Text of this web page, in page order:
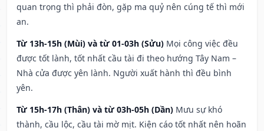
quan trọng thì phải đòn, gặp ma quỷ nên cúng tế thì mới
an.
Từ 13h-15h (Mùi) và từ 01-03h (Sửu) Mọi công việc đều
được tốt lành, tốt nhất cầu tài đi theo hướng Tây Nam –
Nhà cửa được yên lành. Người xuất hành thì đều bình
yên.
Từ 15h-17h (Thân) và từ 03h-05h (Dần) Mưu sự khó
thành, cầu lộc, cầu tài mờ mịt. Kiện cáo tốt nhất nên hoãn